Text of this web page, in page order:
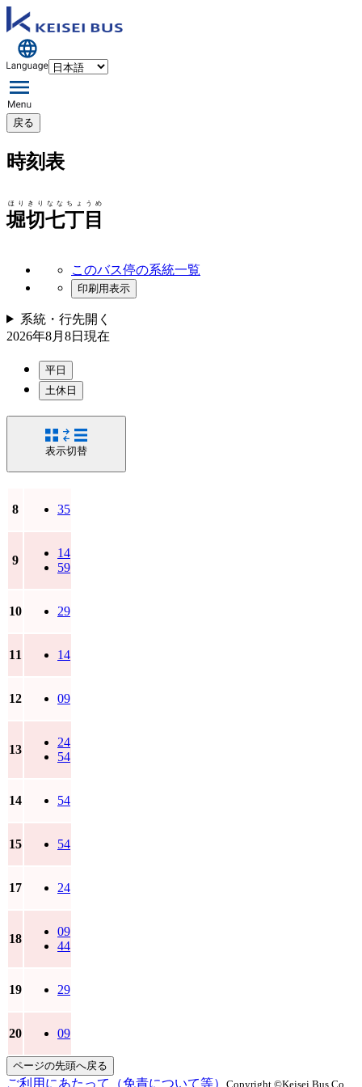
戻る
時刻表
堀切七丁目
ほりきりななちょうめ
このバス停の系統一覧
印刷用表示
系統・行先開く
2026年8月8日 現在
平日
土休日
表示切替
8 35
9
14
59
10 29
11 14
12 09
13
24
54
14 54
15 54
17 24
18
09
44
19 29
20 09
ページの先頭へ戻る
ご利用にあたって（免責について等） Copyright ©Keisei Bus Co.,